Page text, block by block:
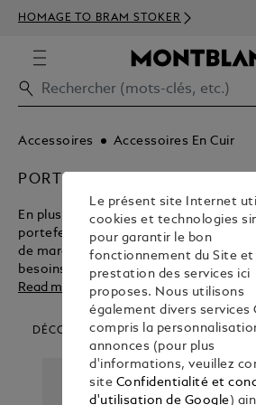
HOMAGE TO BRAM STOKER
Accessoires Accessoires En Cuir
PORTEFEUILLES & PORTE
En plus d’être conçus pour leur
portefeuilles et porte-cartes
de maroquinerie d’une beauté
besoins des professionnels
myriade d’avantages de ces
d’affaires avant d’acheter dans la
Read more
DÉCOUVREZ NOS CATÉGORIES
Le présent site Internet
cookies et technologies
pour garantir le bon
fonctionnement du Site et
prestation des services ici
proposes. Nous utilisons
également divers services
compris la
annonces (pour plus
d'informations, veuillez
site Confidentialité et
d'utilisation de Google)